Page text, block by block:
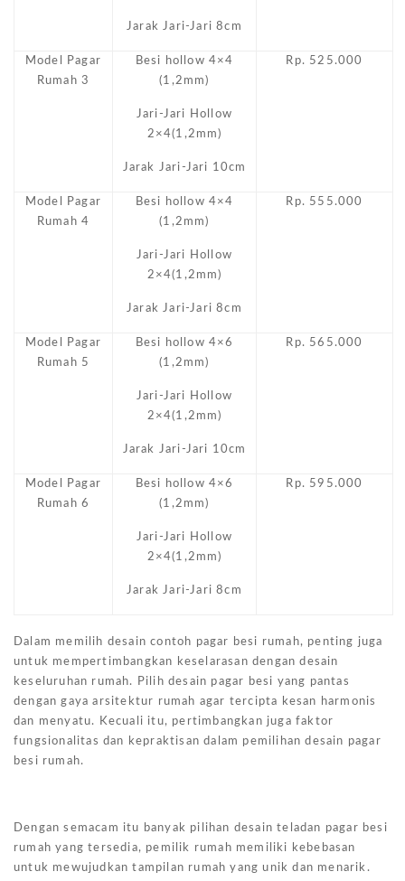
Jarak Jari-Jari 8cm
Model Pagar
Rumah 3
Besi hollow 4×4
(1,2mm)
Jari-Jari Hollow
2×4(1,2mm)
Jarak Jari-Jari 10cm
Rp. 525.000
Model Pagar
Rumah 4
Besi hollow 4×4
(1,2mm)
Jari-Jari Hollow
2×4(1,2mm)
Jarak Jari-Jari 8cm
Rp. 555.000
Model Pagar
Rumah 5
Besi hollow 4×6
(1,2mm)
Jari-Jari Hollow
2×4(1,2mm)
Jarak Jari-Jari 10cm
Rp. 565.000
Model Pagar
Rumah 6
Besi hollow 4×6
(1,2mm)
Jari-Jari Hollow
2×4(1,2mm)
Jarak Jari-Jari 8cm
Rp. 595.000
Dalam memilih desain contoh pagar besi rumah, penting juga
untuk mempertimbangkan keselarasan dengan desain
keseluruhan rumah. Pilih desain pagar besi yang pantas
dengan gaya arsitektur rumah agar tercipta kesan harmonis
dan menyatu. Kecuali itu, pertimbangkan juga faktor
fungsionalitas dan kepraktisan dalam pemilihan desain pagar
besi rumah.
Dengan semacam itu banyak pilihan desain teladan pagar besi
rumah yang tersedia, pemilik rumah memiliki kebebasan
untuk mewujudkan tampilan rumah yang unik dan menarik.